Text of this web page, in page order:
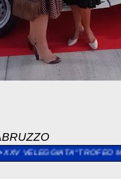
“TROFEO MADONNA